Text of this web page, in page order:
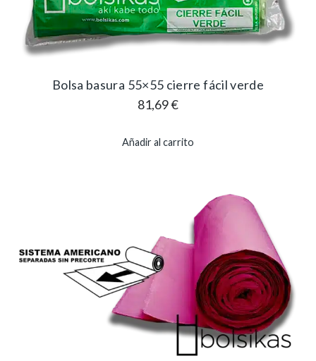
Bolsa basura 55×55 cierre fácil verde
81,69€
Añadir al carrito